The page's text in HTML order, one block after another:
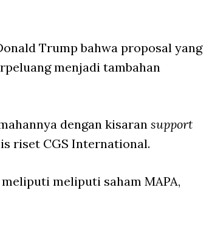
Trump bahwa proposal yang
menjadi tambahan
dengan kisaransupport
riset CGS International.
meliputi saham MAPA,